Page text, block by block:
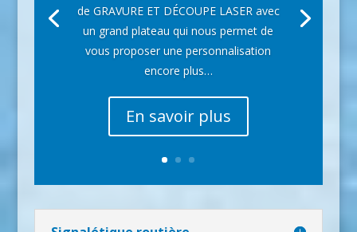
de GRAVURE ET DÉCOUPE LASER avec
un grand plateau qui nous permet de
vous proposer une personnalisation
encore plus…
En savoir plus